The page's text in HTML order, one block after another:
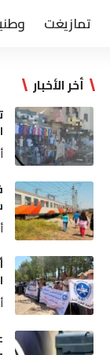
تمازيغت
أخر الأخبار